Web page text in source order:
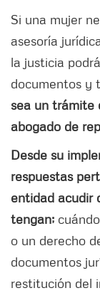
Si una mujer
asesoría
la justicia
documentos y
sea un trámite
abogado de
Desde su
respuestas
entidad acudir
tengan;
o un derecho
documentos
restitución del